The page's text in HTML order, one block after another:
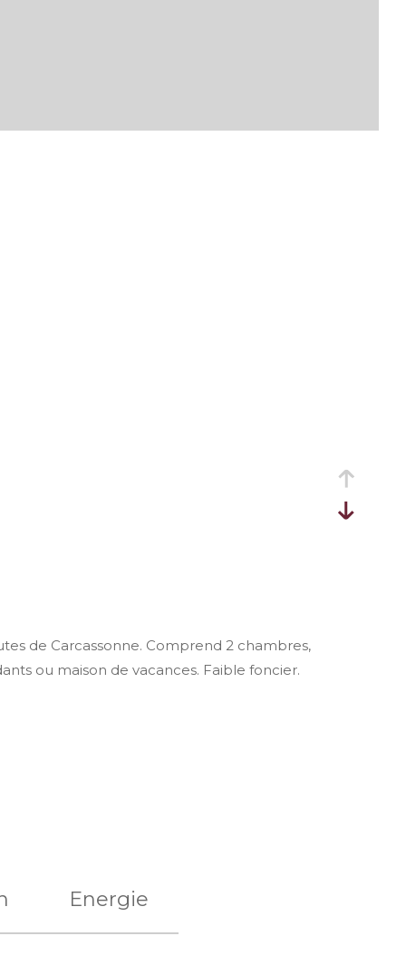
de Carcassonne. Comprend 2 chambres,
ou maison de vacances. Faible foncier.
Energie